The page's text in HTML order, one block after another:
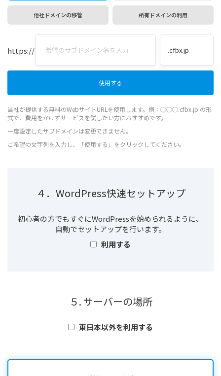
他社ドメインの移管 所有ドメインの利用
https://
当社が提供する無料のWebサイトURLを使用します。例：◯◯◯.cfbx.jp の形
式で、費用をかけずサービスを試したい方におすすめです。
一度設定したサブドメインは変更できません。
ご希望の文字列を入力し、「使用する」をクリックしてください。
４．WordPress快速セットアップ
初心者の方でもすぐにWordPressを始められるように、
自動でセットアップを行います。
利用する
５. サーバーの場所
東日本以外を利用する